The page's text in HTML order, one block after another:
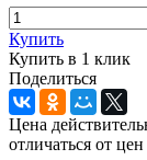
Купить
Купить в 1 клик
Поделиться
Цена
отличаться от